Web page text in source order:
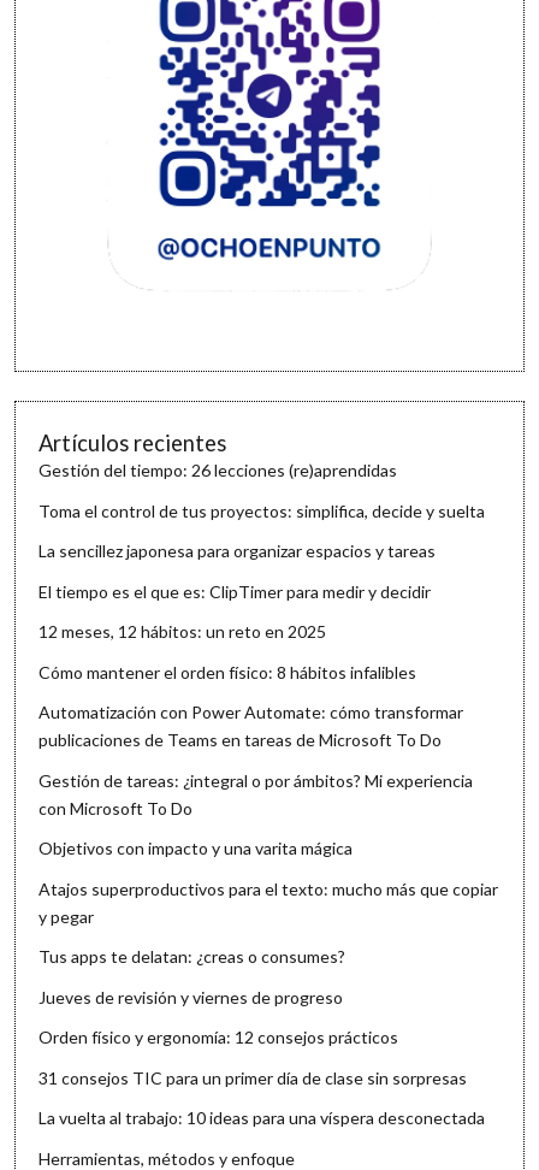
Artículos recientes
Gestión del tiempo: 26 lecciones (re)aprendidas
Toma el control de tus proyectos: simplifica, decide y suelta
La sencillez japonesa para organizar espacios y tareas
El tiempo es el que es: ClipTimer para medir y decidir
12 meses, 12 hábitos: un reto en 2025
Cómo mantener el orden físico: 8 hábitos infalibles
Automatización con Power Automate: cómo transformar
publicaciones de Teams en tareas de Microsoft To Do
Gestión de tareas: ¿integral o por ámbitos? Mi experiencia
con Microsoft To Do
Objetivos con impacto y una varita mágica
Atajos superproductivos para el texto: mucho más que copiar
y pegar
Tus apps te delatan: ¿creas o consumes?
Jueves de revisión y viernes de progreso
Orden físico y ergonomía: 12 consejos prácticos
31 consejos TIC para un primer día de clase sin sorpresas
La vuelta al trabajo: 10 ideas para una víspera desconectada
Herramientas, métodos y enfoque